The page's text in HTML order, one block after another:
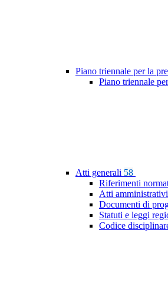
Piano triennale per la
Piano triennale
Atti generali 58
Riferimenti
Atti
Documenti di
Statuti e leggi
Codice